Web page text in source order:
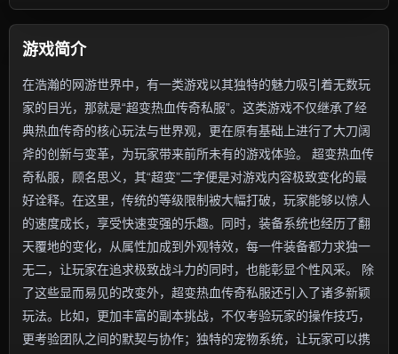
游戏简介
在浩瀚的网游世界中，有一类游戏以其独特的魅力吸引着无数玩
家的目光，那就是“超变热血传奇私服”。这类游戏不仅继承了经
典热血传奇的核心玩法与世界观，更在原有基础上进行了大刀阔
斧的创新与变革，为玩家带来前所未有的游戏体验。 超变热血传
奇私服，顾名思义，其“超变”二字便是对游戏内容极致变化的最
好诠释。在这里，传统的等级限制被大幅打破，玩家能够以惊人
的速度成长，享受快速变强的乐趣。同时，装备系统也经历了翻
天覆地的变化，从属性加成到外观特效，每一件装备都力求独一
无二，让玩家在追求极致战斗力的同时，也能彰显个性风采。 除
了这些显而易见的改变外，超变热血传奇私服还引入了诸多新颖
玩法。比如，更加丰富的副本挑战，不仅考验玩家的操作技巧，
更考验团队之间的默契与协作；独特的宠物系统，让玩家可以携